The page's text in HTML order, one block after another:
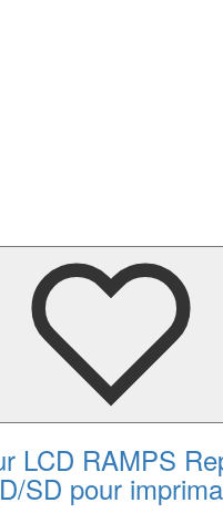
LCD RAMPS
SD pour